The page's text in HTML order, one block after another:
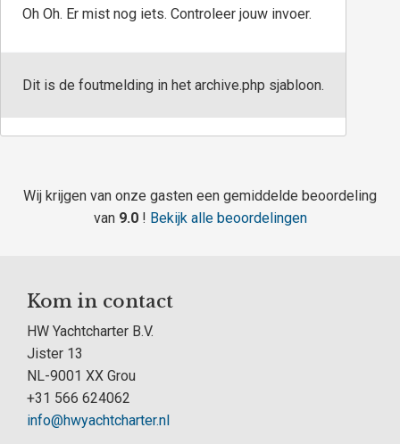
Oh Oh. Er mist nog iets. Controleer jouw invoer.
Dit is de foutmelding in het archive.php sjabloon.
Wij krijgen van onze gasten een gemiddelde beoordeling
van 9.0 ! Bekijk alle beoordelingen
Kom in contact
HW Yachtcharter B.V.
Jister 13
NL-9001 XX Grou
+31 566 624062
info@hwyachtcharter.nl